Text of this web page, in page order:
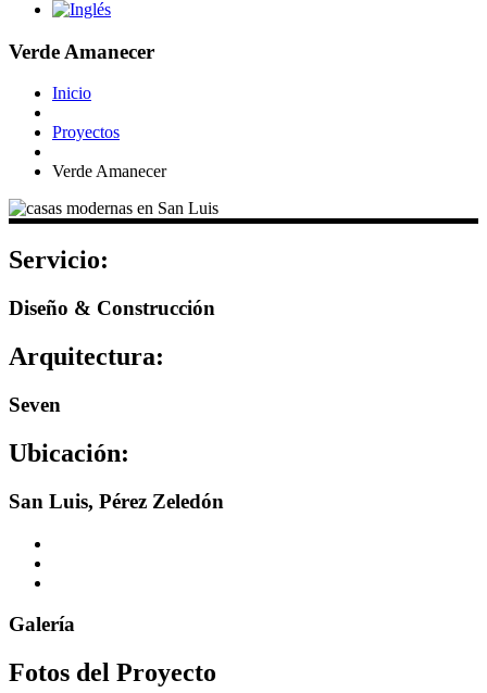
Verde Amanecer
Inicio
Proyectos
Verde Amanecer
Servicio:
Diseño & Construcción
Arquitectura:
Seven
Ubicación:
San Luis, Pérez Zeledón
Galería
Fotos del Proyecto